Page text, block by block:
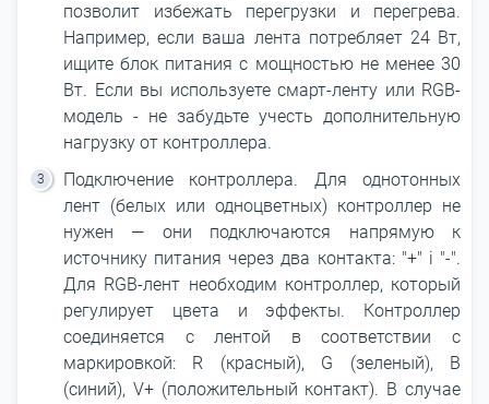
позволит избежать перегрузки и перегрева.
Например, если ваша лента потребляет 24 Вт,
ищите блок питания с мощностью не менее 30
Вт. Если вы используете смарт-ленту или RGB-
модель - не забудьте учесть дополнительную
нагрузку от контроллера.
Подключение контроллера. Для однотонных
лент (белых или одноцветных) контроллер не
нужен ― они подключаются напрямую к
источнику питания через два контакта: "+" і "-".
Для RGB-лент необходим контроллер, который
регулирует цвета и эффекты. Контроллер
соединяется с лентой в соответствии с
маркировкой: R (красный), G (зеленый), B
(синий), V+ (положительный контакт). В случае